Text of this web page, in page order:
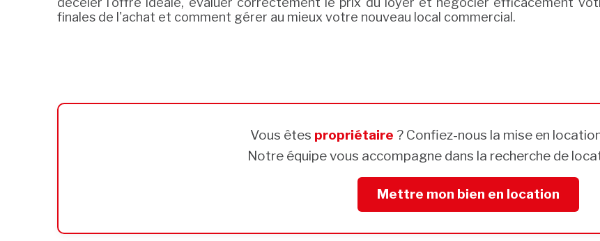
finales de l'achat et comment gérer au mieux votre nouveau local commercial.
Vous êtes propriétaire ? Confiez-nous la mise en
Notre équipe vous accompagne dans la recherche de
Mettre mon bien en location